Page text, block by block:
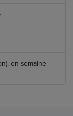
en semaine